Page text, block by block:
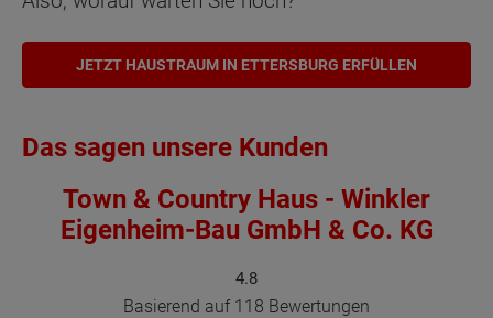
JETZT HAUSTRAUM IN ETTERSBURG ERFÜLLEN
Das sagen unsere Kunden
Town & Country Haus - Winkler
Eigenheim-Bau GmbH & Co. KG
4.8
Basierend auf 118 Bewertungen